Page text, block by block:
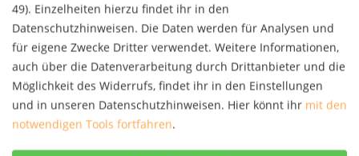
49). Einzelheiten hierzu findet ihr in den
Datenschutzhinweisen. Die Daten werden für Analysen und
für eigene Zwecke Dritter verwendet. Weitere Informationen,
auch über die Datenverarbeitung durch Drittanbieter und die
Möglichkeit des Widerrufs, findet ihr in den Einstellungen
und in unseren Datenschutzhinweisen. Hier könnt ihr mit den
notwendigen Tools fortfahren.
Verlag:
Richard Boorberg Verlag
Autor:
Werner Sixt
Artikel-Nr.:
KNV46255428
ISBN:
9783415052369
Beschreibung
Zu den Kommunalwahlen 2014 erscheint die 6. Auflage
des bewährten Taschenbuches. Die Sammlung...mehr